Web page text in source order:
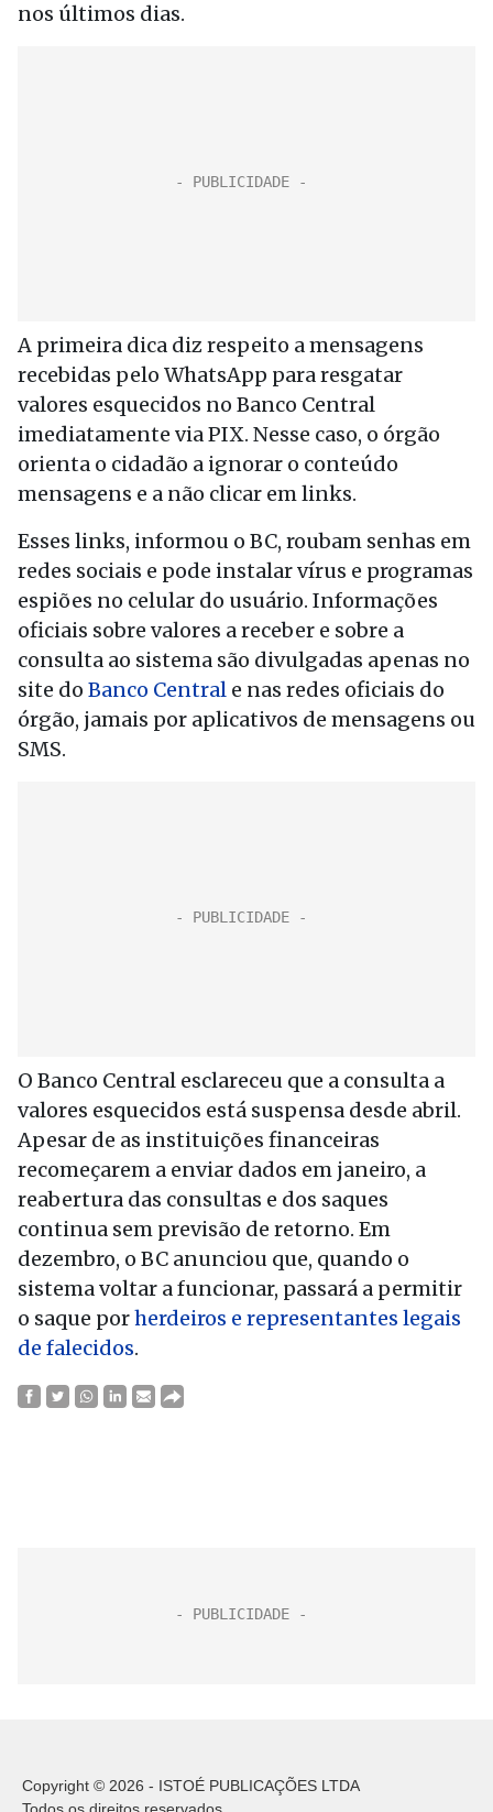
nos últimos dias.
A primeira dica diz respeito a mensagens
recebidas pelo WhatsApp para resgatar
valores esquecidos no Banco Central
imediatamente via PIX. Nesse caso, o órgão
orienta o cidadão a ignorar o conteúdo
mensagens e a não clicar em links.
Esses links, informou o BC, roubam senhas em
redes sociais e pode instalar vírus e programas
espiões no celular do usuário. Informações
oficiais sobre valores a receber e sobre a
consulta ao sistema são divulgadas apenas no
site do Banco Central e nas redes oficiais do
órgão, jamais por aplicativos de mensagens ou
SMS.
O Banco Central esclareceu que a consulta a
valores esquecidos está suspensa desde abril.
Apesar de as instituições financeiras
recomeçarem a enviar dados em janeiro, a
reabertura das consultas e dos saques
continua sem previsão de retorno. Em
dezembro, o BC anunciou que, quando o
sistema voltar a funcionar, passará a permitir
o saque porherdeiros e representantes legais
de falecidos.
Copyright © 2026 - ISTOÉ PUBLICAÇÕES LTDA